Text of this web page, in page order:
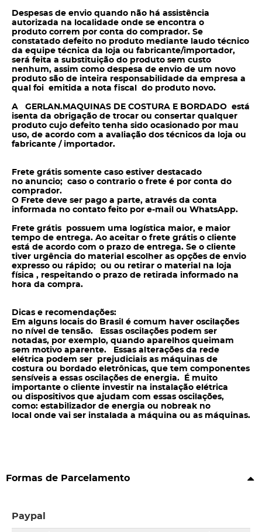
Despesas de envio quando não há assistência
autorizada na localidade onde se encontra o
produto correm por conta do comprador. Se
constatado defeito no produto mediante laudo técnico
da equipe técnica da loja ou fabricante/importador,
será feita a substituição do produto sem custo
nenhum, assim como despesa de envio de um novo
produto são de inteira responsabilidade da empresa a
qual foi emitida a nota fiscal do produto novo.
A GERLAN.MAQUINAS DE COSTURA E BORDADO está
isenta da obrigação de trocar ou consertar qualquer
produto cujo defeito tenha sido ocasionado por mau
uso, de acordo com a avaliação dos técnicos da loja ou
fabricante / importador.
Frete grátis somente caso estiver destacado
no anuncio; caso o contrario o frete é por conta do
comprador.
O Frete deve ser pago a parte, através da conta
informada no contato feito por e-mail ou WhatsApp.
Frete grátis possuem uma logística maior, e maior
tempo de entrega. Ao aceitar o frete grátis o cliente
está de acordo com o prazo de entrega. Se o cliente
tiver urgência do material escolher as opções de envio
expresso ou rápido; ou ou retirar o material na loja
física , respeitando o prazo de retirada informado na
hora da compra.
Dicas e recomendações:
Em alguns locais do Brasil é comum haver oscilações
no nível de tensão. Essas oscilações podem ser
notadas, por exemplo, quando aparelhos queimam
sem motivo aparente. Essas alterações da rede
elétrica podem ser prejudiciais as máquinas de
costura ou bordado eletrônicas, que tem componentes
sensíveis a essas oscilações de energia. É muito
importante o cliente investir na instalação elétrica
ou dispositivos que ajudam com essas oscilações,
como: estabilizador de energia ou nobreak no
local onde vai ser instalada a máquina ou as máquinas.
Formas de Parcelamento
Paypal